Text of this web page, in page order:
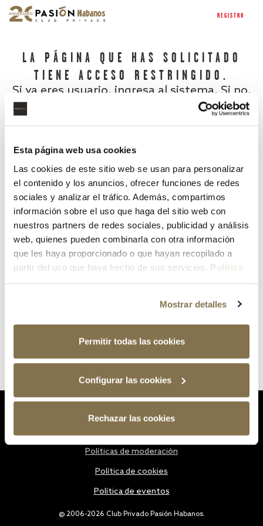
Esta página web usa cookies
Las cookies de este sitio web se usan para personalizar
el contenido y los anuncios, ofrecer funciones de redes
sociales y analizar el tráfico. Además, compartimos
información sobre el uso que haga del sitio web con
nuestros partners de redes sociales, publicidad y análisis
web, quienes pueden combinarla con otra información
que les haya proporcionado o que hayan recopilado a
partir del uso que haya hecho de sus servicios. Política
Mostrar detalles
Permitir todas las cookies
Configurar las cookies
Rechazar las cookies
REGISTRO
LA PÁGINA QUE HAS SOLICITADO
TIENE ACCESO RESTRINGIDO.
Si ya eres usuario, ingresa al sistema. Si no,
¿Has olvidado tu contraseña?
@ 2006-2026 Club Privado Pasión Habanos.
Políticas de moderación
Política de cookies
Política de eventos